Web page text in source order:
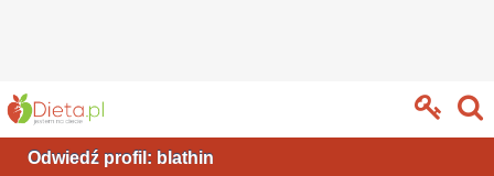
Odwiedź profil: blathin